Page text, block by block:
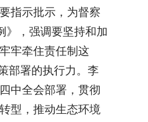
指示批示，为督察
》，强调要坚持和加
牢牵住责任制这
部署的执行力。李
中全会部署，贯彻
型，推动生态环境